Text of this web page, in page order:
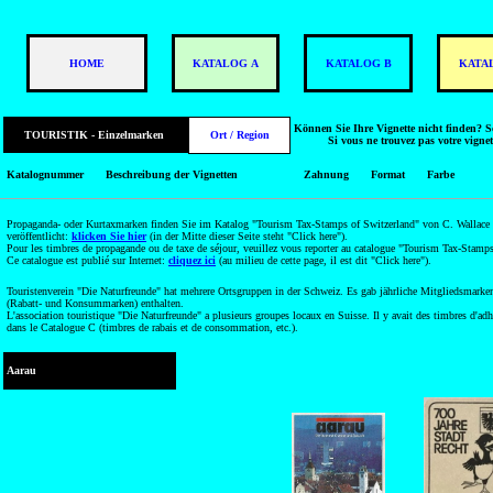
HOME KATALOG A KATALOG B
TOURISTIK ‑ Einzelmarken Ort / Region
Können Sie Ihre Vignette nicht finden?
Si vous ne trouvez pas votre
Katalognummer Beschreibung der Vignetten Zahnung Format Farbe
Propaganda- oder Kurtaxmarken finden Sie im Katalog "Tourism Tax-Stamps of Switzerland" von C.
veröffentlicht: klicken Sie hier(in der Mitte dieser Seite steht "Click here").
Pour les timbres de propagande ou de taxe de séjour, veuillez vous reporter au catalogue "Tourism Tax-
Ce catalogue est publié sur Internet: cliquez ici (au milieu de cette page, il est dit "Click here").
Touristenverein "Die Naturfreunde" hat mehrere Ortsgruppen in der Schweiz. Es gab jährliche
(Rabatt- und Konsummarken) enthalten.
L'association touristique "Die Naturfreunde" a plusieurs groupes locaux en Suisse. Il y avait des timbres
dans le Catalogue C (timbres de rabais et de consommation, etc.).
Aarau